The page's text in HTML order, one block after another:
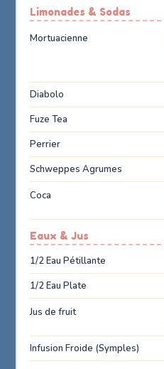
Limonades & Sodas
Mortuacienne
Diabolo
Fuze Tea
Perrier
Schweppes Agrumes
Coca
Eaux & Jus
1/2 Eau Pétillante
1/2 Eau Plate
Jus de fruit
Infusion Froide (Symples)